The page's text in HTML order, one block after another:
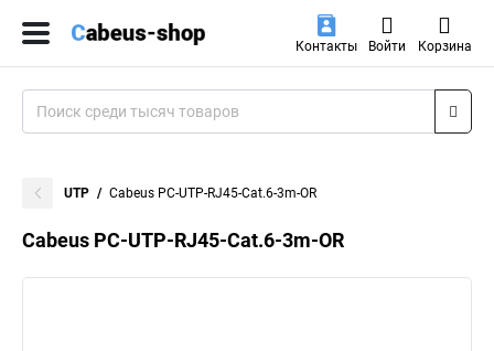
Контакты Войти Корзина
UTP Cabeus PC-UTP-RJ45-Cat.6-3m-OR
Cabeus PC-UTP-RJ45-Cat.6-3m-OR